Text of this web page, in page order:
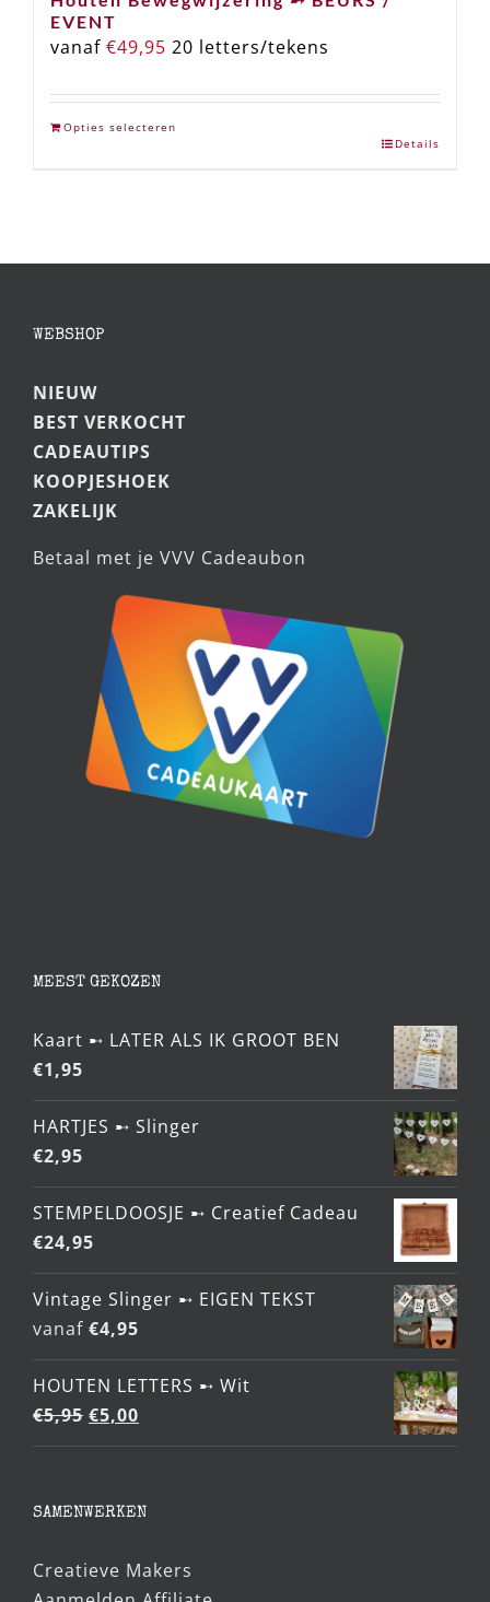
EVENT
vanaf €49,95 20 letters/tekens
Opties selecteren
Details
WEBSHOP
NIEUW
BEST VERKOCHT
CADEAUTIPS
KOOPJESHOEK
ZAKELIJK
Betaal met je VVV Cadeaubon
MEEST GEKOZEN
Kaart ➸ LATER ALS IK GROOT BEN
€1,95
HARTJES ➸ Slinger
€2,95
STEMPELDOOSJE ➸ Creatief Cadeau
€24,95
Vintage Slinger ➸ EIGEN TEKST
vanaf €4,95
HOUTEN LETTERS ➸ Wit
€5,95 Oorspronkelijke
prijs
€5,95.
€5,00
prijs
€5,00.
SAMENWERKEN
Creatieve Makers